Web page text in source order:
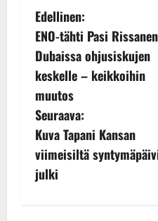
P
o
s
t
n
a
Edellinen:
ENO-tähti Pasi
Dubaissa ohjusiskujen
keskelle – keikkoihin
muutos
Seuraava:
Kuva Tapani Kansan
viimeisiltä
julki